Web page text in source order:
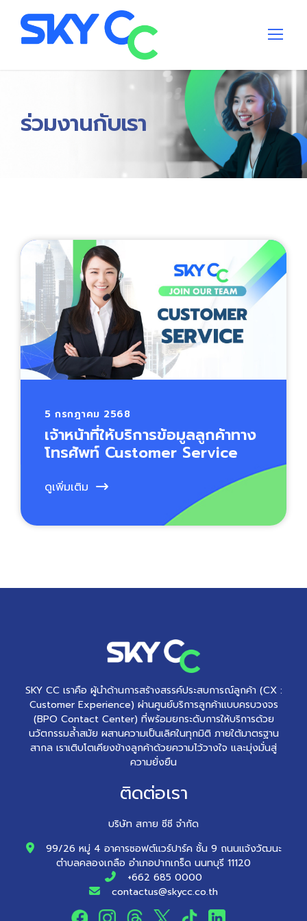
ร่วมงานกับเรา
5 กรกฎาคม 2568
เจ้าหน้าที่ให้บริการข้อมูลลูกค้าทาง
โทรศัพท์ Customer Service
ดูเพิ่มเติม
SKY CC เราคือ ผู้นำด้านการสร้างสรรค์ประสบการณ์ลูกค้า (CX :
Customer Experience) ผ่านศูนย์บริการลูกค้าแบบครบวงจร
(BPO Contact Center) ที่พร้อมยกระดับการให้บริการด้วย
นวัตกรรมล้ำสมัย ผสานความเป็นเลิศในทุกมิติ ภายใต้มาตรฐาน
สากล เราเติบโตเคียงข้างลูกค้าด้วยความไว้วางใจ และมุ่งมั่นสู่
ความยั่งยืน
ติดต่อเรา
บริษัท สกาย ซีซี จำกัด
99/26 หมู่ 4 อาคารซอฟต์แวร์ปาร์ค ชั้น 9 ถนนแจ้งวัฒนะ
ตำบลคลองเกลือ อำเภอปากเกร็ด นนทบุรี 11120
+662 685 0000
contactus@skycc.co.th